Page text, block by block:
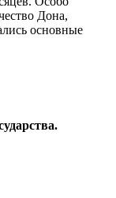
Дона,
основные